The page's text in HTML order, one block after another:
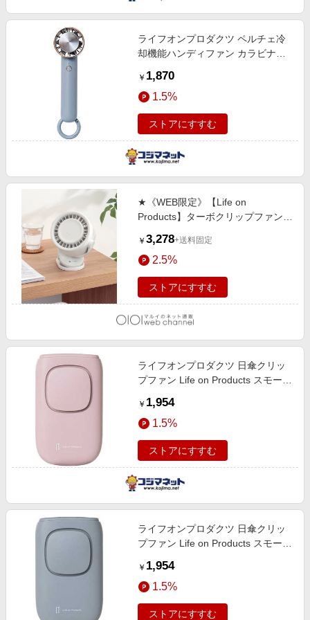
ライフオンプロダクツ ペルチェ冷
却機能ハンディファン カラビナ付
LCAF004-SB
￥ 1,870
1.5%
ストアにすすむ
★《WEB限定》【Life on
Products】ターボクリップファン
￥ 3,278+送料固定
2.5%
ストアにすすむ
ライフオンプロダクツ 日傘クリッ
プファン Life on Products スモーキ
￥ 1,954
1.5%
ストアにすすむ
ライフオンプロダクツ 日傘クリッ
プファン Life on Products スモーキ
￥ 1,954
1.5%
ストアにすすむ